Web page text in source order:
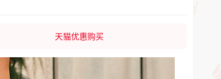
天猫优惠购买